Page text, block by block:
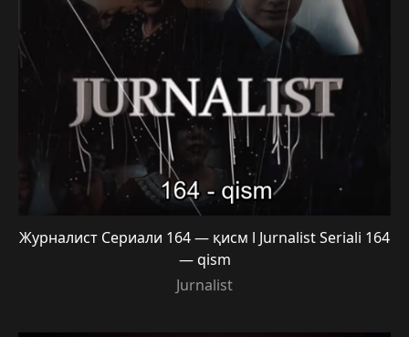
Журналист Сериали 164 — қисм l Jurnalist Seriali 164
— qism
Jurnalist